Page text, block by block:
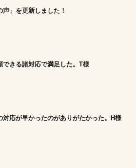
声」を更新しました！
できる諸対応で満足した。T様
対応が早かったのがありがたかった。H様